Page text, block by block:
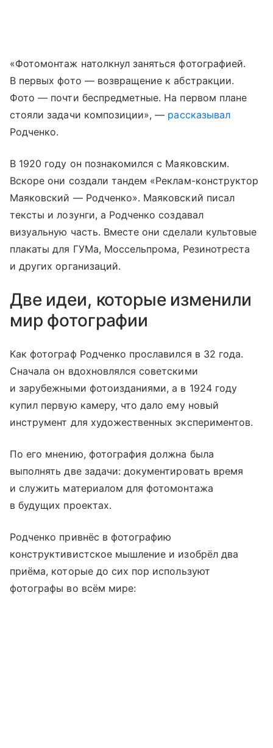
«Фотомонтаж натолкнул заняться фотографией.
В первых фото — возвращение к абстракции.
Фото — почти беспредметные. На первом плане
стояли задачи композиции», — рассказывал
Родченко.
В 1920 году он познакомился с Маяковским.
Вскоре они создали тандем «Реклам-конструктор
Маяковский — Родченко». Маяковский писал
тексты и лозунги, а Родченко создавал
визуальную часть. Вместе они сделали культовые
плакаты для ГУМа, Моссельпрома, Резинотреста
и других организаций.
Две идеи, которые изменили
мир фотографии
Как фотограф Родченко прославился в 32 года.
Сначала он вдохновлялся советскими
и зарубежными фотоизданиями, а в 1924 году
купил первую камеру, что дало ему новый
инструмент для художественных экспериментов.
По его мнению, фотография должна была
выполнять две задачи: документировать время
и служить материалом для фотомонтажа
в будущих проектах.
Родченко привнёс в фотографию
конструктивистское мышление и изобрёл два
приёма, которые до сих пор используют
фотографы во всём мире: